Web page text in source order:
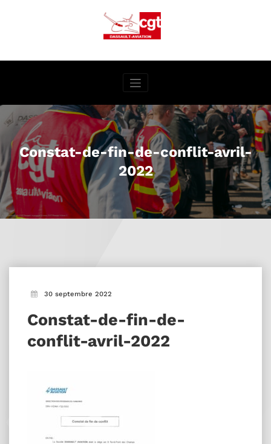
Constat-de-fin-de-conflit-avril-
2022
30 septembre 2022
Constat-de-fin-de-
conflit-avril-2022